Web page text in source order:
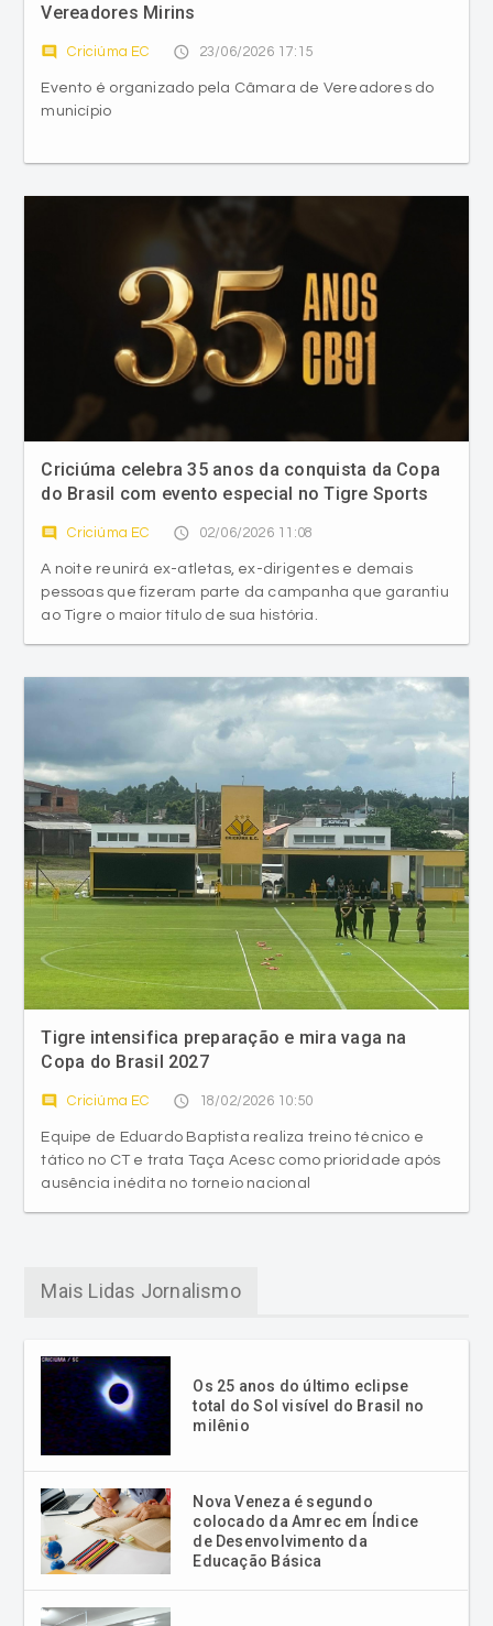
Vereadores Mirins
comment Criciúma EC access_time 23/06/2026 17:15
Evento é organizado pela Câmara de Vereadores do
município
Criciúma celebra 35 anos da conquista da Copa
do Brasil com evento especial no Tigre Sports
comment Criciúma EC access_time 02/06/2026 11:08
A noite reunirá ex-atletas, ex-dirigentes e demais
pessoas que fizeram parte da campanha que garantiu
ao Tigre o maior título de sua história.
Tigre intensifica preparação e mira vaga na
Copa do Brasil 2027
comment Criciúma EC access_time 18/02/2026 10:50
Equipe de Eduardo Baptista realiza treino técnico e
tático no CT e trata Taça Acesc como prioridade após
ausência inédita no torneio nacional
Mais Lidas Jornalismo
Os 25 anos do último eclipse
total do Sol visível do Brasil no
milênio
Nova Veneza é segundo
colocado da Amrec em Índice
de Desenvolvimento da
Educação Básica